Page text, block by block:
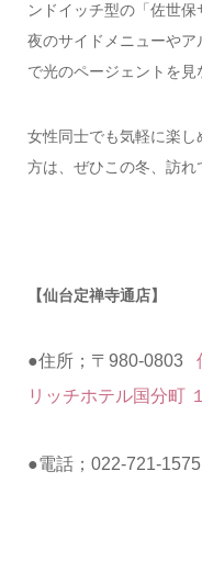
ンドイッチ型の「佐世保
夜のサイドメニューや
で光のページェントを見
女性同士でも気軽に楽
方は、ぜひこの冬、訪れ
【仙台定禅寺通店】
●住所；〒980-0803
リッチホテル国分町
●電話；022-721-1575